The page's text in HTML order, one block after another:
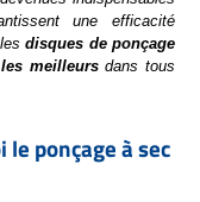
une efficacité
disques de ponçage
meilleursdans tous
ponçage à sec